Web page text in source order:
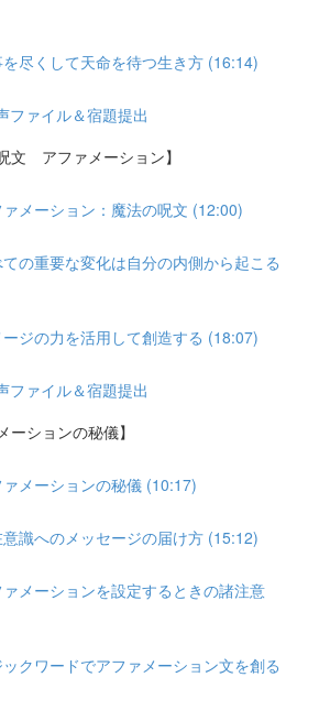
尽くして天命を待つ生き方 (16:14)
ァイル＆宿題提出
アファメーション】
メーション：魔法の呪文 (12:00)
の重要な変化は自分の内側から起こる
ジの力を活用して創造する (18:07)
ァイル＆宿題提出
ションの秘儀】
メーションの秘儀 (10:17)
識へのメッセージの届け方 (15:12)
メーションを設定するときの諸注意
クワードでアファメーション文を創る